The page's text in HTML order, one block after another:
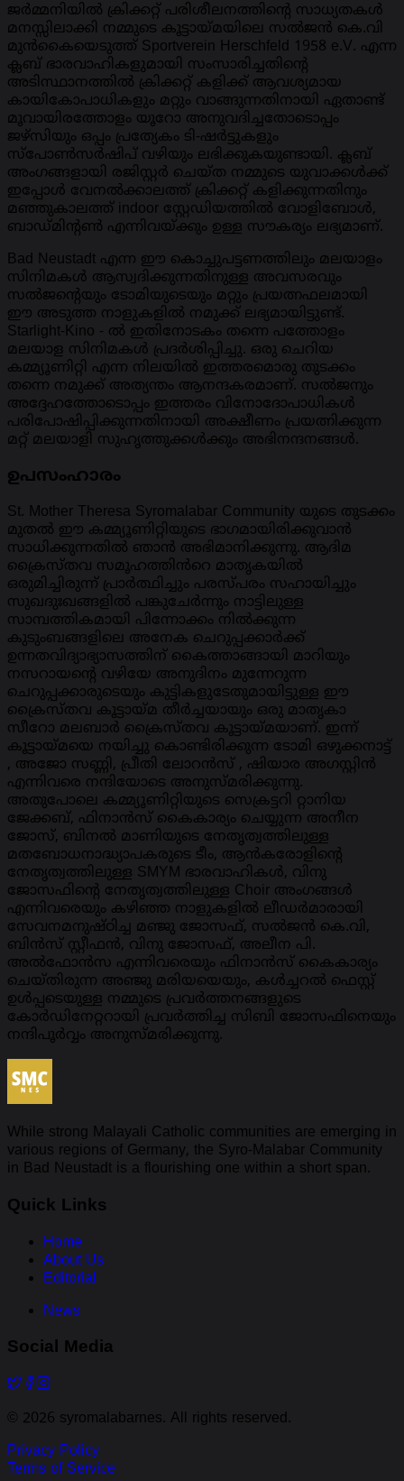
ജർമ്മനിയിൽ ക്രിക്കറ്റ് പരിശീലനത്തിൻ്റെ സാധ്യതകൾ
മനസ്സിലാക്കി നമ്മുടെ കൂട്ടായ്മയിലെ സൽജൻ കെ.വി
മുൻകൈയെടുത്ത് Sportverein Herschfeld 1958 e.V. എന്ന
ക്ലബ് ഭാരവാഹികളുമായി സംസാരിച്ചതിൻ്റെ
അടിസ്ഥാനത്തിൽ ക്രിക്കറ്റ് കളിക്ക് ആവശ്യമായ
കായികോപാധികളും മറ്റും വാങ്ങുന്നതിനായി ഏതാണ്ട്
മൂവായിരത്തോളം യൂറോ അനുവദിച്ചതോടൊപ്പം
ജഴ്‌സിയും ഒപ്പം പ്രത്യേകം ടി-ഷർട്ടുകളും
സ്‌പോൺസർഷിപ് വഴിയും ലഭിക്കുകയുണ്ടായി. ക്ലബ്
അംഗങ്ങളായി രജിസ്റ്റർ ചെയ്ത നമ്മുടെ യുവാക്കൾക്ക്
ഇപ്പോൾ വേനൽക്കാലത്ത് ക്രിക്കറ്റ് കളിക്കുന്നതിനും
മഞ്ഞുകാലത്ത് indoor സ്റ്റേഡിയത്തിൽ വോളിബോൾ,
ബാഡ്മിന്റൺ എന്നിവയ്ക്കും ഉള്ള സൗകര്യം ലഭ്യമാണ്.
Bad Neustadt എന്ന ഈ കൊച്ചുപട്ടണത്തിലും മലയാളം
സിനിമകൾ ആസ്വദിക്കുന്നതിനുള്ള അവസരവും
സൽജന്റെയും ടോമിയുടെയും മറ്റും പ്രയത്നഫലമായി
ഈ അടുത്ത നാളുകളിൽ നമുക്ക് ലഭ്യമായിട്ടുണ്ട്.
Starlight-Kino - ൽ ഇതിനോടകം തന്നെ പത്തോളം
മലയാള സിനിമകൾ പ്രദർശിപ്പിച്ചു. ഒരു ചെറിയ
കമ്മ്യൂണിറ്റി എന്ന നിലയിൽ ഇത്തരമൊരു തുടക്കം
തന്നെ നമുക്ക് അത്യന്തം ആനന്ദകരമാണ്. സൽജനും
അദ്ദേഹത്തോടൊപ്പം ഇത്തരം വിനോദോപാധികൾ
പരിപോഷിപ്പിക്കുന്നതിനായി അക്ഷീണം പ്രയത്നിക്കുന്ന
മറ്റ് മലയാളി സുഹൃത്തുക്കൾക്കും അഭിനന്ദനങ്ങൾ.
ഉപസംഹാരം
St. Mother Theresa Syromalabar Community യുടെ തുടക്കം
മുതൽ ഈ കമ്മ്യൂണിറ്റിയുടെ ഭാഗമായിരിക്കുവാൻ
സാധിക്കുന്നതിൽ ഞാൻ അഭിമാനിക്കുന്നു. ആദിമ
ക്രൈസ്തവ സമൂഹത്തിൻറെ മാതൃകയിൽ
ഒരുമിച്ചിരുന്ന് പ്രാർത്ഥിച്ചും പരസ്പരം സഹായിച്ചും
സുഖദുഃഖങ്ങളിൽ പങ്കുചേർന്നും നാട്ടിലുള്ള
സാമ്പത്തികമായി പിന്നോക്കം നിൽക്കുന്ന
കുടുംബങ്ങളിലെ അനേക ചെറുപ്പക്കാർക്ക്
ഉന്നതവിദ്യാഭ്യാസത്തിന് കൈത്താങ്ങായി മാറിയും
നസറായന്റെ വഴിയേ അനുദിനം മുന്നേറുന്ന
ചെറുപ്പക്കാരുടെയും കുട്ടികളുടേതുമായിട്ടുള്ള ഈ
ക്രൈസ്തവ കൂട്ടായ്മ തീർച്ചയായും ഒരു മാതൃകാ
സീറോ മലബാർ ക്രൈസ്തവ കൂട്ടായ്മയാണ്. ഇന്ന്
കൂട്ടായ്മയെ നയിച്ചു കൊണ്ടിരിക്കുന്ന ടോമി ഒഴുക്കനാട്ട്
, അജോ സണ്ണി, പ്രീതി ലോറൻസ് , ഷിയാര അഗസ്റ്റിൻ
എന്നിവരെ നന്ദിയോടെ അനുസ്മരിക്കുന്നു.
അതുപോലെ കമ്മ്യൂണിറ്റിയുടെ സെക്രട്ടറി റ്റാനിയ
ജേക്കബ്, ഫിനാൻസ് കൈകാര്യം ചെയ്യുന്ന അനീന
ജോസ്, ബിനൽ മാണിയുടെ നേതൃത്വത്തിലുള്ള
മതബോധനാദ്ധ്യാപകരുടെ ടീം, ആൻകരോളിന്റെ
നേതൃത്വത്തിലുള്ള SMYM ഭാരവാഹികൾ, വിനു
ജോസഫിന്റെ നേതൃത്വത്തിലുള്ള Choir അംഗങ്ങൾ
എന്നിവരെയും കഴിഞ്ഞ നാളുകളിൽ ലീഡർമാരായി
സേവനമനുഷ്ഠിച്ച മഞ്ജു ജോസഫ്, സൽജൻ കെ.വി,
ബിൻസ് സ്റ്റീഫൻ, വിനു ജോസഫ്, അലീന പി.
അൽഫോൻസ എന്നിവരെയും ഫിനാൻസ് കൈകാര്യം
ചെയ്തിരുന്ന അഞ്ജു മരിയയെയും, കൾച്ചറൽ ഫെസ്റ്റ്
ഉൾപ്പടെയുള്ള നമ്മുടെ പ്രവർത്തനങ്ങളുടെ
കോർഡിനേറ്ററായി പ്രവർത്തിച്ച സിബി ജോസഫിനെയും
നന്ദിപൂർവ്വം അനുസ്മരിക്കുന്നു.
While strong Malayali Catholic communities are emerging in
various regions of Germany, the Syro-Malabar Community
in Bad Neustadt is a flourishing one within a short span.
Quick Links
Home
About Us
Editorial
News
Social Media
© 2026 syromalabarnes. All rights reserved.
Privacy Policy
Terms of Service